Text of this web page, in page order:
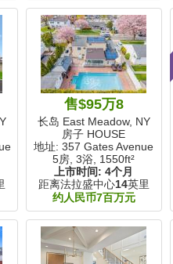
售$95万8
长岛 East Meadow, NY
房子 HOUSE
地址: 357 Gates Avenue
5房, 3浴, 1550ft²
上市时间:4个月
距离法拉盛中心14英里
约人民币7百万元